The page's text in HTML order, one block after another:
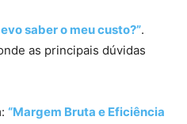
saber o meu custo?”.
as principais dúvidas
“Margem Bruta e Eficiência